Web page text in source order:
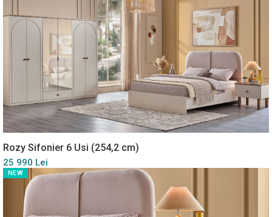
Rozy Sifonier 6 Usi (254,2 cm)
25 990 Lei
NEW